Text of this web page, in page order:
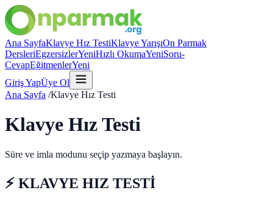
Ana SayfaKlavye Hız TestiKlavye YarışıOn Parmak
DersleriEgzersizlerYeniHızlı OkumaYeniSoru-
CevapEğitmenlerYeni
Giriş YapÜye Ol
Ana Sayfa /Klavye Hız Testi
Klavye Hız Testi
Süre ve imla modunu seçip yazmaya başlayın.
⚡ KLAVYE HIZ TESTİ